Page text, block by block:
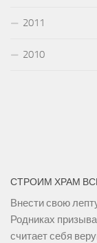
2011
2010
СТРОИМ ХРАМ
Внести свою
Родниках
считает себя